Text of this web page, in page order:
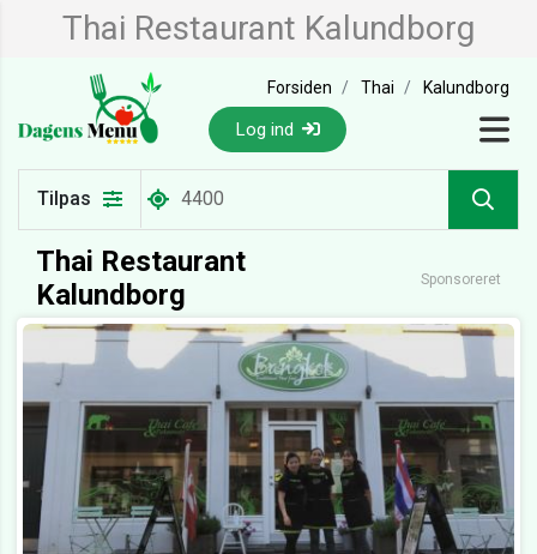
Thai Restaurant Kalundborg
Forsiden Thai Kalundborg
Log ind
Tilpas
Thai Restaurant
Kalundborg
Sponsoreret